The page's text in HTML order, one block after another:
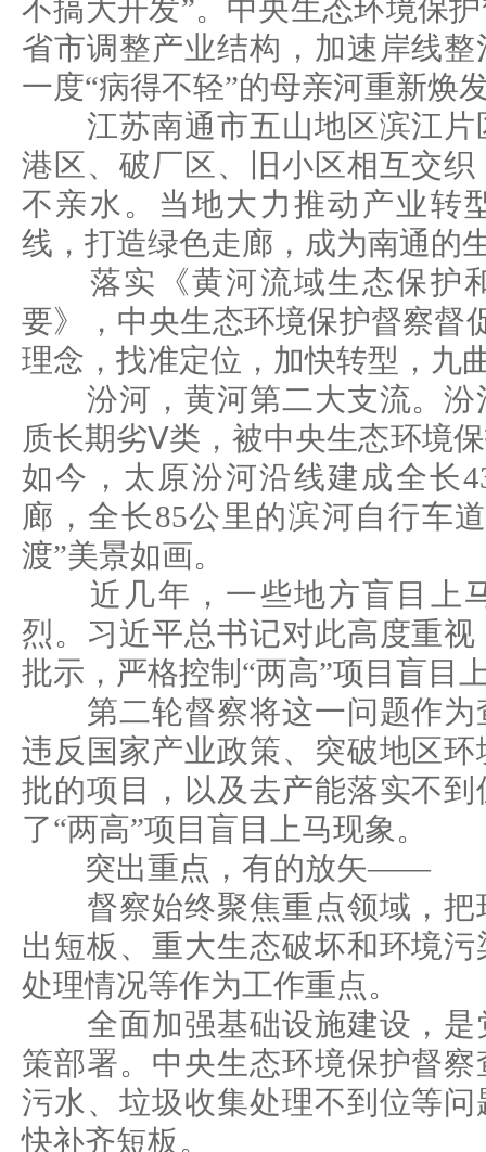
不搞大开发”。中央生态环境保
省市调整产业结构，加速岸线
一度“病得不轻”的母亲河重新焕
江苏南通市五山地区滨江片
港区、破厂区、旧小区相互交
不亲水。当地大力推动产业转
线，打造绿色走廊，成为南通的
落实《黄河流域生态保护
要》，中央生态环境保护督察督
理念，找准定位，加快转型，九
汾河，黄河第二大支流。汾
质长期劣Ⅴ类，被中央生态环境
如今，太原汾河沿线建成全长
廊，全长85公里的滨河自行车
渡”美景如画。
近几年，一些地方盲目上
烈。习近平总书记对此高度重
批示，严格控制“两高”项目盲目
第二轮督察将这一问题作为
违反国家产业政策、突破地区
批的项目，以及去产能落实不
了“两高”项目盲目上马现象。
突出重点，有的放矢——
督察始终聚焦重点领域，把
出短板、重大生态破坏和环境
处理情况等作为工作重点。
全面加强基础设施建设，是
策部署。中央生态环境保护督
污水、垃圾收集处理不到位等
快补齐短板。